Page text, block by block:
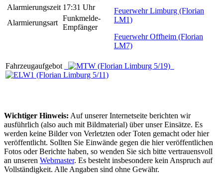
Alarmierungszeit 17:31 Uhr
Alarmierungsart
Funkmelde-
Empfänger
Feuerwehr Limburg (Florian
LM1)
Feuerwehr Offheim (Florian
LM7)
Fahrzeugaufgebot
Wichtiger Hinweis: Auf unserer Internetseite berichten wir
ausführlich (also auch mit Bildmaterial) über unser Einsätze. Es
werden keine Bilder von Verletzten oder Toten gemacht oder hier
veröffentlicht. Sollten Sie Einwände gegen die hier veröffentlichen
Fotos oder Berichte haben, so wenden Sie sich bitte vertrauensvoll
an unseren Webmaster. Es besteht insbesondere kein Anspruch auf
Vollständigkeit. Alle Angaben sind ohne Gewähr.